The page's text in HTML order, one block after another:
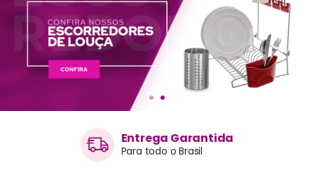
Entrega Garantida
Para todo o Brasil